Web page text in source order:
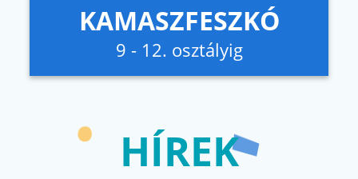
KAMASZFESZKÓ
9 - 12. osztályig
HÍREK